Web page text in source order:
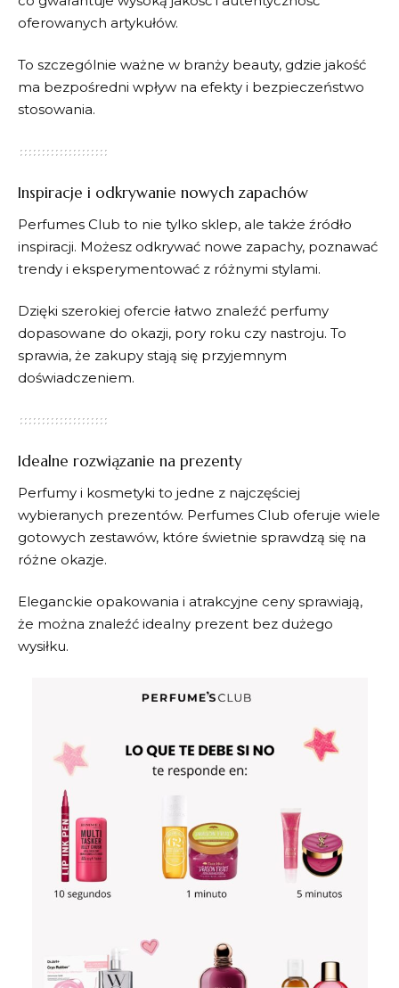
oferowanych artykułów.
To szczególnie ważne w branży beauty, gdzie jakość
ma bezpośredni wpływ na efekty i bezpieczeństwo
stosowania.
Inspiracje i odkrywanie nowych zapachów
Perfumes Club to nie tylko sklep, ale także źródło
inspiracji. Możesz odkrywać nowe zapachy, poznawać
trendy i eksperymentować z różnymi stylami.
Dzięki szerokiej ofercie łatwo znaleźć perfumy
dopasowane do okazji, pory roku czy nastroju. To
sprawia, że zakupy stają się przyjemnym
doświadczeniem.
Idealne rozwiązanie na prezenty
Perfumy i kosmetyki to jedne z najczęściej
wybieranych prezentów. Perfumes Club oferuje wiele
gotowych zestawów, które świetnie sprawdzą się na
różne okazje.
Eleganckie opakowania i atrakcyjne ceny sprawiają,
że można znaleźć idealny prezent bez dużego
wysiłku.